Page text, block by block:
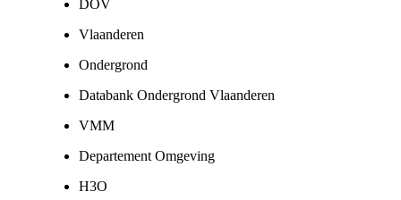
DOV
Vlaanderen
Ondergrond
Databank Ondergrond Vlaanderen
VMM
Departement Omgeving
H3O